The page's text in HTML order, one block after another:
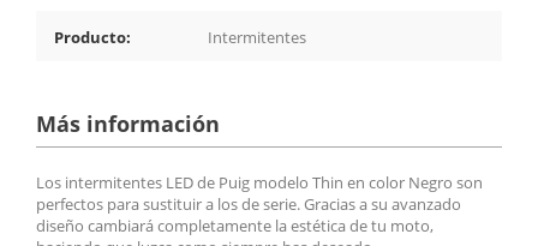
Producto: Intermitentes
Más información
Los intermitentes LED de Puig modelo Thin en color Negro son
perfectos para sustituir a los de serie. Gracias a su avanzado
diseño cambiará completamente la estética de tu moto,